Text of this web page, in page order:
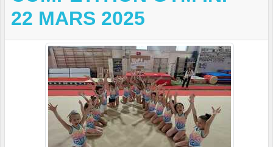
22 MARS 2025